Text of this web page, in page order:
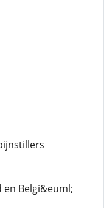
Belgi&euml;